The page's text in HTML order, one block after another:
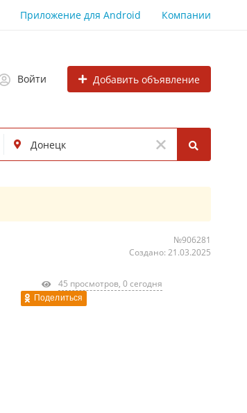
Приложение для Android Компании
Войти Добавить объявление
№906281
Создано: 21.03.2025
45 просмотров, 0 сегодня
Поделиться